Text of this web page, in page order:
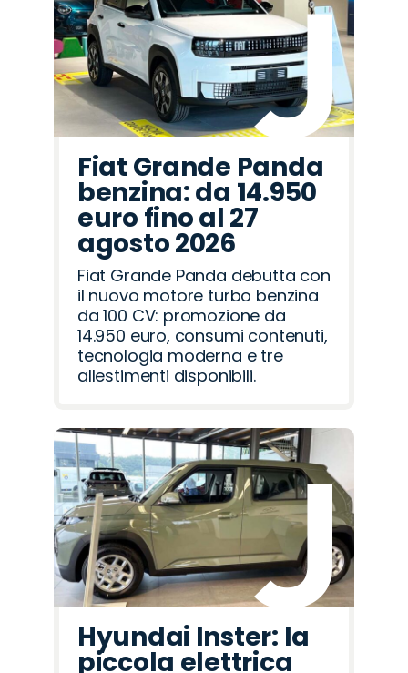
Fiat Grande Panda
benzina: da 14.950
euro fino al 27
agosto 2026
Fiat Grande Panda debutta con
il nuovo motore turbo benzina
da 100 CV: promozione da
14.950 euro, consumi contenuti,
tecnologia moderna e tre
allestimenti disponibili.
Hyundai Inster: la
piccola elettrica